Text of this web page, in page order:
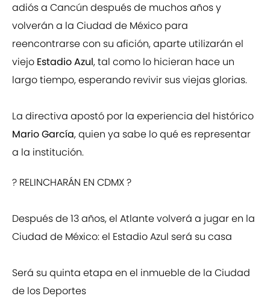
adiós a Cancún después de muchos años y
volverán a la Ciudad de México para
reencontrarse con su afición, aparte utilizarán el
viejo Estadio Azul, tal como lo hicieran hace un
largo tiempo, esperando revivir sus viejas glorias.
La directiva apostó por la experiencia del histórico
Mario García, quien ya sabe lo qué es representar
a la institución.
? RELINCHARÁN EN CDMX ?
Después de 13 años, el Atlante volverá a jugar en la
Ciudad de México: el Estadio Azul será su casa
Será su quinta etapa en el inmueble de la Ciudad
de los Deportes